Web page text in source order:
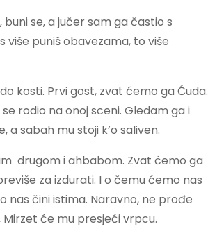
se, a jučer sam ga častio s
puniš obavezama, to više
kosti. Prvi gost, zvat ćemo ga Ćuda.
rodio na onoj sceni. Gledam ga i
a sabah mu stoji k’o saliven.
drugom i ahbabom. Zvat ćemo ga
za izdurati. I o čemu ćemo nas
nas čini istima. Naravno, ne prođe
će mu presjeći vrpcu.